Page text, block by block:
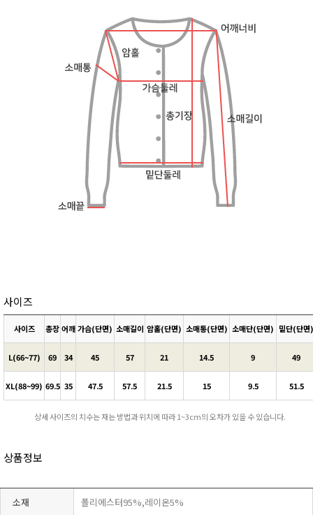
사이즈
사이즈 총장어깨 가슴(단면) 소매길이 암홀(단면) 소매통(단면) 소매단(단면) 밑단(단면)
L(66~77) 69 34 45 57 21 14.5 9 49
XL(88~99) 69.5 35 47.5 57.5 21.5 15 9.5 51.5
상세 사이즈의 치수는 재는 방법과 위치에 따라 1~3cm의 오차가 있을 수 있습니다.
상품정보
소재 폴리에스터95%,레이온5%